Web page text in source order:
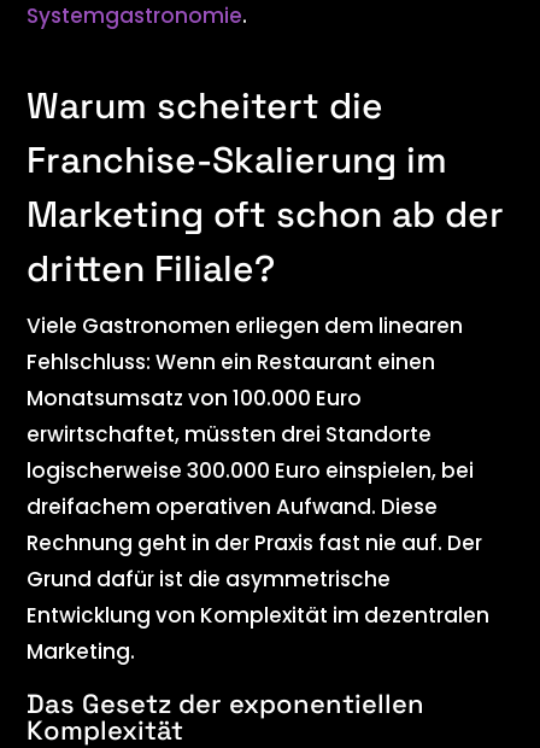
Systemgastronomie.
Warum scheitert die
Franchise-Skalierung im
Marketing oft schon ab der
dritten Filiale?
Viele Gastronomen erliegen dem linearen
Fehlschluss: Wenn ein Restaurant einen
Monatsumsatz von 100.000 Euro
erwirtschaftet, müssten drei Standorte
logischerweise 300.000 Euro einspielen, bei
dreifachem operativen Aufwand. Diese
Rechnung geht in der Praxis fast nie auf. Der
Grund dafür ist die asymmetrische
Entwicklung von Komplexität im dezentralen
Marketing.
Das Gesetz der exponentiellen
Komplexität